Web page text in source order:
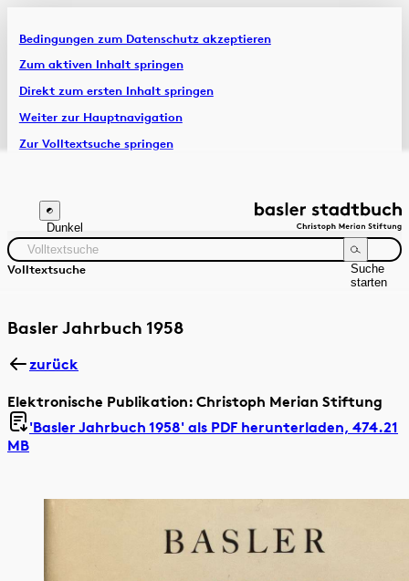
Bedingungen zum Datenschutz akzeptieren
Zum aktiven Inhalt springen
Direkt zum ersten Inhalt springen
Weiter zur Hauptnavigation
Zur Volltextsuche springen
Artikel & Dossiers
Chronik
Dunkel
Volltextsuche
Suche
starten
Zeitraum Autor:in
Basler Jahrbuch 1958
zurück
Elektronische Publikation: Christoph Merian Stiftung
'Basler Jahrbuch 1958' als PDF herunterladen, 474.21
MB